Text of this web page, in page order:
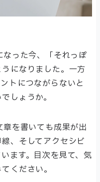
った今、「それっぽ
になりました。一方
トにつながらないと
しょうか。
を書いても成果が出
、そしてアクセシビ
ます。目次を見て、気
ください。